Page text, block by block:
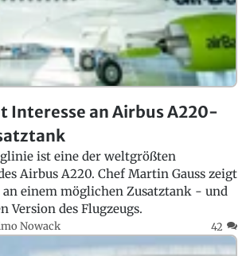
Interesse an Airbus A220-
ist eine der weltgrößten
Airbus A220. Chef Martin Gauss zeigt
einem möglichen Zusatztank - und
Version des Flugzeugs.
Nowack 42